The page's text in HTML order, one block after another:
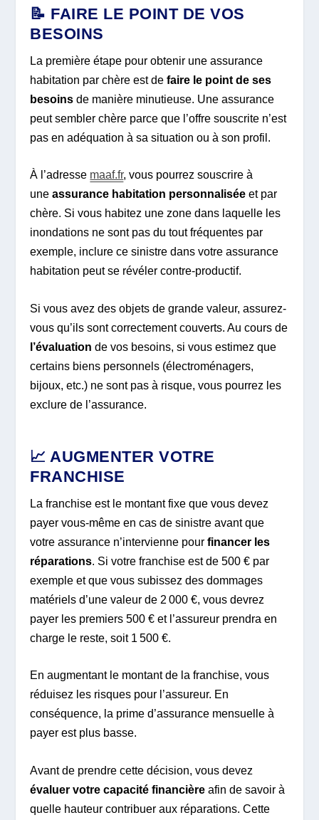
📝 FAIRE LE POINT DE VOS
BESOINS
La première étape pour obtenir une assurance
habitation par chère est defaire le point de ses
besoinsde manière minutieuse. Une assurance
peut sembler chère parce que l’offre souscrite n’est
pas en adéquation à sa situation ou à son profil.
À l’adresse maaf.fr, vous pourrez souscrire à
uneassurance habitation personnalisée et par
chère. Si vous habitez une zone dans laquelle les
inondations ne sont pas du tout fréquentes par
exemple, inclure ce sinistre dans votre assurance
habitation peut se révéler contre-productif.
Si vous avez des objets de grande valeur, assurez-
vous qu’ils sont correctement couverts. Au cours de
l’évaluation de vos besoins, si vous estimez que
certains biens personnels (électroménagers,
bijoux, etc.) ne sont pas à risque, vous pourrez les
exclure de l’assurance.
📈 AUGMENTER VOTRE
FRANCHISE
La franchise est le montant fixe que vous devez
payer vous-même en cas de sinistre avant que
votre assurance n’intervienne pourfinancer les
réparations. Si votre franchise est de 500 € par
exemple et que vous subissez des dommages
matériels d’une valeur de 2 000 €, vous devrez
payer les premiers 500 € et l’assureur prendra en
charge le reste, soit 1 500 €.
En augmentant le montant de la franchise, vous
réduisez les risques pour l’assureur. En
conséquence, la prime d’assurance mensuelle à
payer est plus basse.
Avant de prendre cette décision, vous devez
évaluer votre capacité financière afin de savoir à
quelle hauteur contribuer aux réparations. Cette